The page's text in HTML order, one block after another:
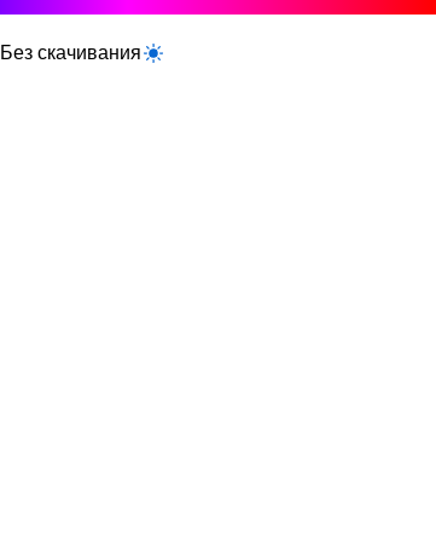
Без скачиванияПереключить светлую/тёмную тему